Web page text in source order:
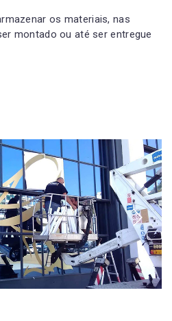
os materiais, nas
montado ou até ser entregue